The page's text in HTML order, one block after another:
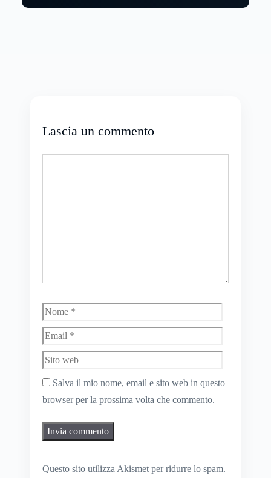
Lascia un commento
Nome
web
Salva il mio nome, email e sito web in questo
browser per la prossima volta che commento.
Questo sito utilizza Akismet per ridurre lo spam.